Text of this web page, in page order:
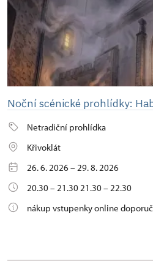
Noční scénické prohlídky:
Netradiční prohlídka
Křivoklát
26. 6. 2026 – 29. 8. 2026
20.30 – 21.30 21.30 – 22.30
nákup vstupenky online